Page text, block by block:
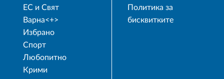
ЕС и Свят
Варна<+>
Избрано
Спорт
Любопитно
Крими
Политика за
бисквитките